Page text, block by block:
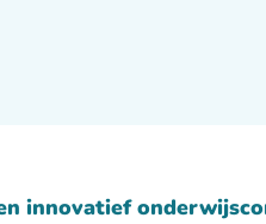
innovatief